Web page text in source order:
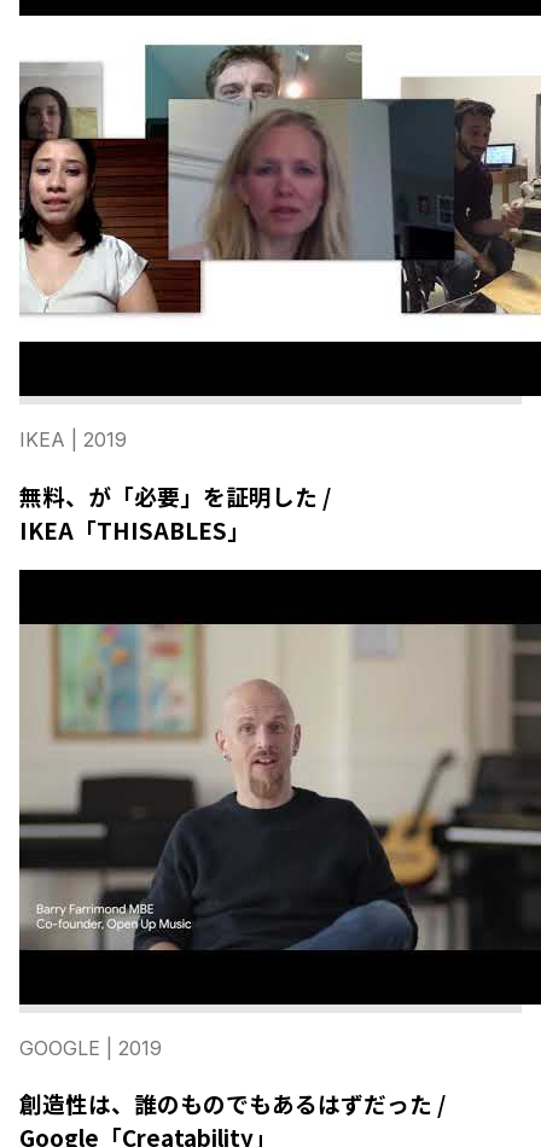
IKEA | 2019
無料、が「必要」を証明した /
IKEA「THISABLES」
GOOGLE | 2019
創造性は、誰のものでもあるはずだった /
Google「Creatability」